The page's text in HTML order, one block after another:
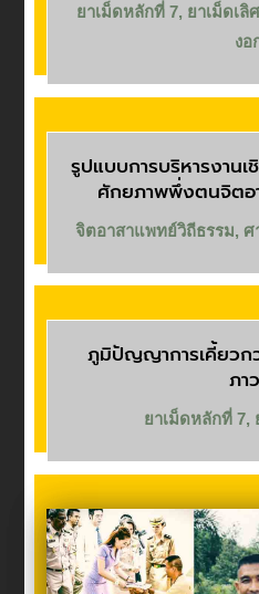
ยาเม็ดหลักที่ 7, ยาเม็ดเลิ
งอ
รูปแบบการบริหารงานเ
ศักยภาพพึ่งตนจิตอ
จิตอาสาแพทย์วิถีธรรม, ศ
ภูมิปัญญาการเคี้ยวก
ภา
ยาเม็ดหลักที่ 7,